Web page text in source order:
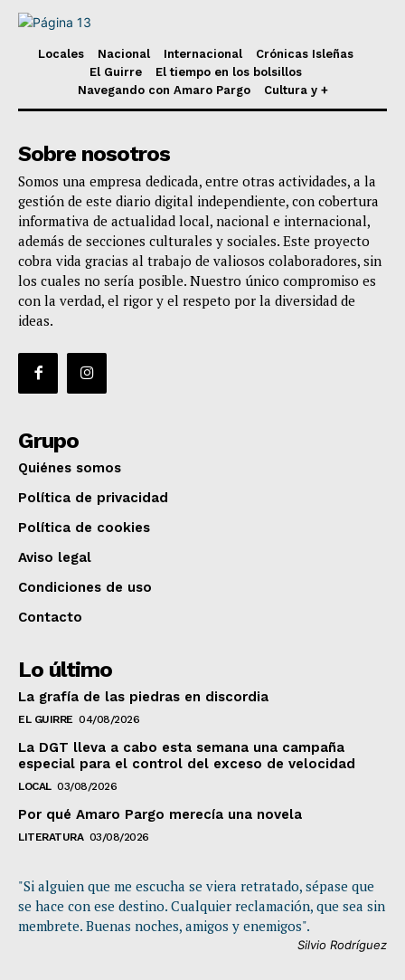
Locales Nacional Internacional
Crónicas Isleñas
El Guirre
El tiempo en los bolsillos
Navegando con Amaro Pargo
Cultura y +
Sobre nosotros
Somos una empresa dedicada, entre otras actividades, a la
gestión de este diario digital independiente, con cobertura
informativa de actualidad local, nacional e internacional,
además de secciones culturales y sociales. Este proyecto
cobra vida gracias al trabajo de valiosos colaboradores, sin
los cuales no sería posible. Nuestro único compromiso es
con la verdad, el rigor y el respeto por la diversidad de
ideas.
Grupo
Quiénes somos
Política de privacidad
Política de cookies
Aviso legal
Condiciones de uso
Contacto
Lo último
La grafía de las piedras en discordia
EL GUIRRE 04/08/2026
La DGT lleva a cabo esta semana una campaña
especial para el control del exceso de velocidad
LOCAL 03/08/2026
Por qué Amaro Pargo merecía una novela
LITERATURA 03/08/2026
"Si alguien que me escucha se viera retratado, sépase que
se hace con ese destino. Cualquier reclamación, que sea sin
membrete. Buenas noches, amigos y enemigos".
Silvio Rodríguez